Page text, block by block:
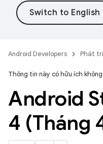
Android Developers Phát
Thông tin này có hữu ích
Android
4 (Tháng